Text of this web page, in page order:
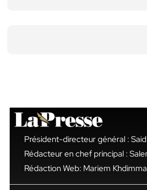
Président-directeur général :
Rédacteur en chef principal :
Rédaction Web: Mariem